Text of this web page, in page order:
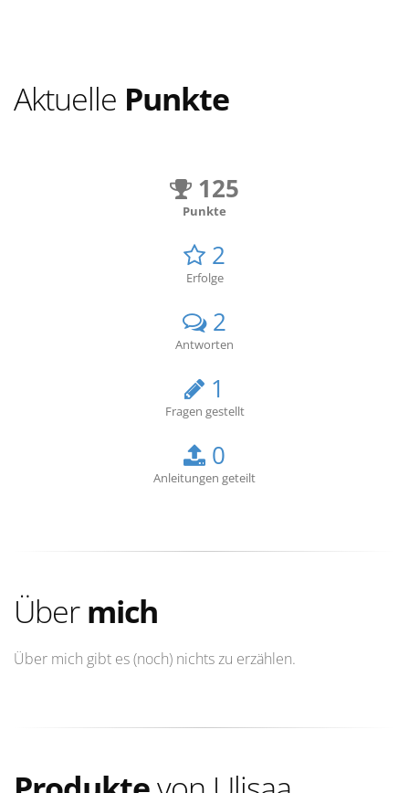
Aktuelle Punkte
125
Punkte
2
Erfolge
2
Antworten
1
Fragen gestellt
0
Anleitungen geteilt
Übermich
Über mich gibt es (noch) nichts zu erzählen.